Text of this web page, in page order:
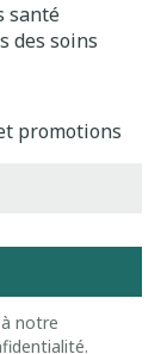
santé
des soins
promotions
notre
.